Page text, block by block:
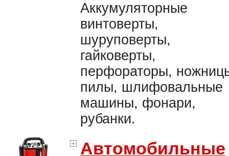
Аккумуляторные
винтоверты,
шуруповерты,
гайковерты,
перфораторы,
пилы, шлифовальные
машины, фонари,
рубанки.
Автомобильные